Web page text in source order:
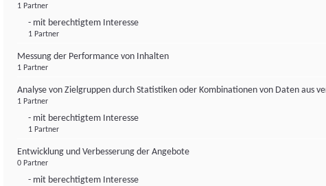
1 Partner
- mit berechtigtem Interesse
1 Partner
Messung der Performance von Inhalten
1 Partner
Analyse von Zielgruppen durch Statistiken oder Kombinationen von Daten aus
1 Partner
- mit berechtigtem Interesse
1 Partner
Entwicklung und Verbesserung der Angebote
0 Partner
- mit berechtigtem Interesse